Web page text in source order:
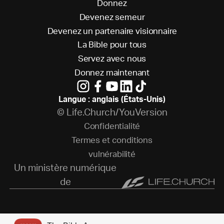
Donnez
Devenezsemeur
Devenez un partenaire visionnaire
La Bible pourtous
Servezavec nous
Donnez maintenant
Langue : anglais (États-Unis)
© Life.Church/YouVersion
Confidentialité
Termes et conditions
vulnérabilité
Un ministère numérique
de